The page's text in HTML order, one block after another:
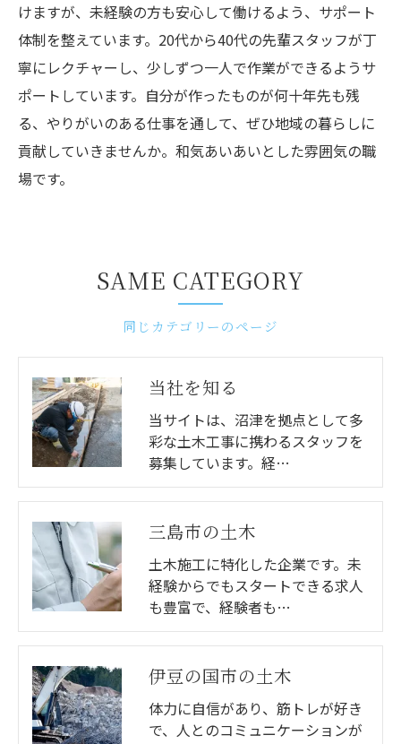
けますが、未経験の方も安心して働けるよう、サポート
体制を整えています。20代から40代の先輩スタッフが丁
寧にレクチャーし、少しずつ一人で作業ができるようサ
ポートしています。自分が作ったものが何十年先も残
る、やりがいのある仕事を通して、ぜひ地域の暮らしに
貢献していきませんか。和気あいあいとした雰囲気の職
場です。
同じカテゴリーのページ
SAME CATEGORY
当社を知る
当サイトは、沼津を拠点として多
彩な土木工事に携わるスタッフを
募集しています。経…
三島市の土木
土木施工に特化した企業です。未
経験からでもスタートできる求人
も豊富で、経験者も…
伊豆の国市の土木
体力に自信があり、筋トレが好き
で、人とのコミュニケーションが